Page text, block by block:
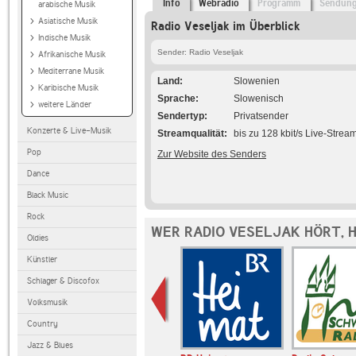
arabische Musik
Asiatische Musik
Indische Musik
Afrikanische Musik
Mediterrane Musik
Karibische Musik
weitere Länder
Konzerte & Live-Musik
Pop
Dance
Black Music
Rock
Oldies
Künstler
Schlager & Discofox
Volksmusik
Country
Jazz & Blues
Info Webradio Programm
Radio Veseljak im Überblick
Sender: Radio Veseljak
Land
Slowenien
Sprache
Slowenisch
Sendertyp
Privatsender
Streamqualität
bis zu 128 kbit/s Live-
Zur Website des Senders
WER RADIO VESELJAK HÖRT,